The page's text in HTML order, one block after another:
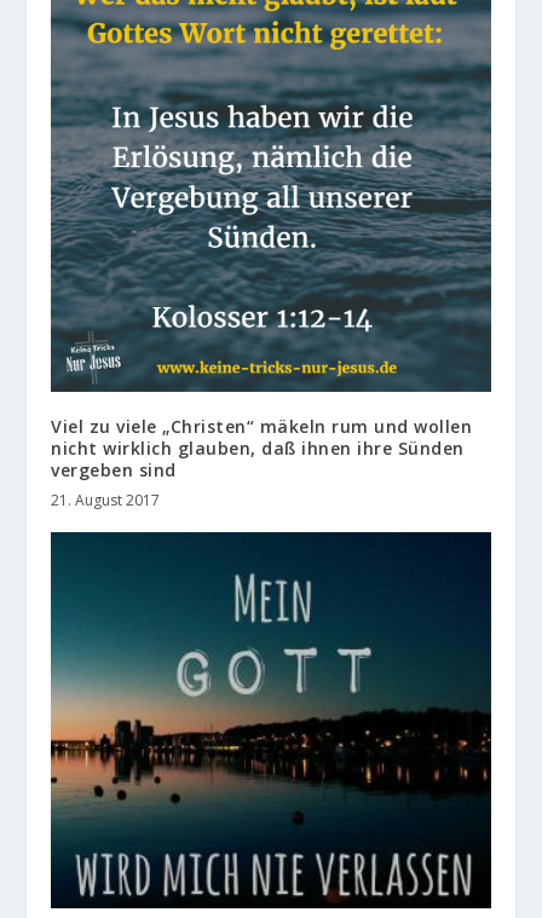
Viel zu viele „Christen“ mäkeln rum und wollen
nicht wirklich glauben, daß ihnen ihre Sünden
vergeben sind
21. August 2017